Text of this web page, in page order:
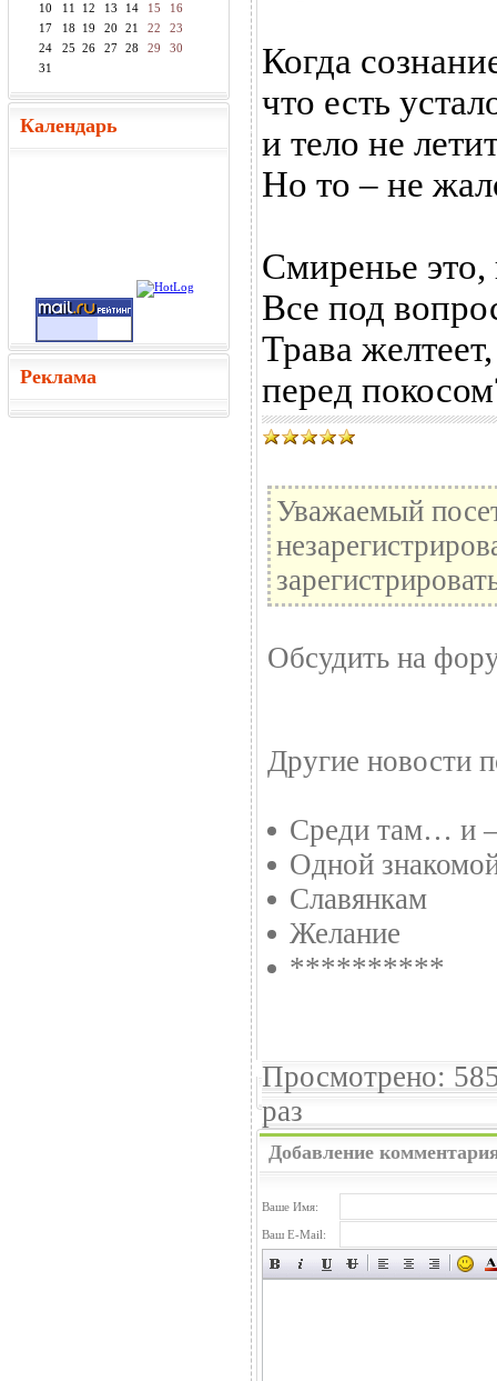
10
11 12 13 14 15
16
17
18 19 20 21 22
23
24
25 26 27 28 29
30
31
Календарь
Реклама
Когда
что есть
и тело не
Но то – не
Смиренье это,
Все под
Трава
перед
Уважаемый
Обсудить на
Другие новости
Среди там… и
Одной
Славянкам
Желание
**********
Просмотрено:
раз
Добавление
Ваше Имя:
Ваш E-Mail: